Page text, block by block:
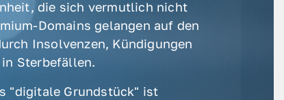
die sich vermutlich nicht
Domains gelangen auf den
Insolvenzen, Kündigungen
Sterbefällen.
"digitale Grundstück" ist